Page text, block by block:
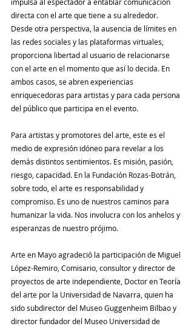
impulsa al espectador a entablar comunicación
directa con el arte que tiene a su alrededor.
Desde otra perspectiva, la ausencia de límites en
las redes sociales y las plataformas virtuales,
proporciona libertad al usuario de relacionarse
con el arte en el momento que así lo decida. En
ambos casos, se abren experiencias
enriquecedoras para artistas y para cada persona
del público que participa en el evento.
Para artistas y promotores del arte, este es el
medio de expresión idóneo para revelar a los
demás distintos sentimientos. Es misión, pasión,
riesgo, capacidad. En la Fundación Rozas-Botrán,
sobre todo, el arte es responsabilidad y
compromiso. Es uno de nuestros caminos para
humanizar la vida. Nos involucra con los anhelos y
esperanzas de nuestro prójimo.
Arte en Mayo agradeció la participación de Miguel
López-Remiro, Comisario, consultor y director de
proyectos de arte independiente, Doctor en Teoría
del arte por la Universidad de Navarra, quien ha
sido subdirector del Museo Guggenheim Bilbao y
director fundador del Museo Universidad de